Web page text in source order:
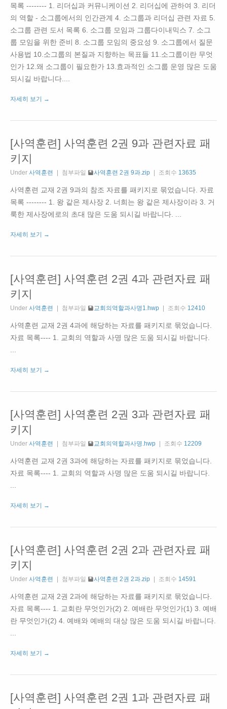
목록 -------- 1. 리더십과 커뮤니케이션 2. 리더십에 관하여 3. 리더
의 역할 - 소그룹에서의 인간관계 4. 소그룹과 리더십 관련 자료 5.
소그룹 관련 도서 목록 6. 소그룹 모임과 그룹다이내믹스 7. 소그
룹 모임을 위한 준비 8. 소그룹 모임의 중요성 9. 소그룹에서 질문
사용법 10.소그룹의 본질과 지향하는 목표들 11.소그룹이란 무엇
인가 12.왜 소그룹이 필요한가 13.효과적인 소그룹 운영 많은 도움
되시길 바랍니다....
자세히 보기 →
[사역훈련] 사역훈련 2권 9과 관련자료 패
키지
Under 사역훈련 첨부파일 사역훈련 2권 9과.zip 조회수 13635
사역훈련 교재 2권 9과의 참조 자료를 패키지로 묶었습니다. 자료
목록 -------- 1. 왕 같은 제사장 2. 너희는 왕 같은 제사장이라 3. 거
룩한 제사장에로의 초대 많은 도움 되시길 바랍니다. ...
자세히 보기 →
[사역훈련] 사역훈련 2권 4과 관련자료 패
키지
Under 사역훈련 첨부파일 교회의역할과사명1.hwp 조회수 12410
사역훈련 교재 2권 4과에 해당하는 자료를 패키지로 묶었습니다.
자료 목록---- 1. 교회의 역할과 사명 많은 도움 되시길 바랍니다.
자세히 보기 →
[사역훈련] 사역훈련 2권 3과 관련자료 패
키지
Under 사역훈련 첨부파일 교회의역할과사명.hwp 조회수 12209
사역훈련 교재 2권 3과에 해당하는 자료를 패키지로 묶었습니다.
자료 목록---- 1. 교회의 역할과 사명 많은 도움 되시길 바랍니다.
자세히 보기 →
[사역훈련] 사역훈련 2권 2과 관련자료 패
키지
Under 사역훈련 첨부파일 사역훈련 2권 2과.zip 조회수 14591
사역훈련 교재 2권 2과에 해당하는 자료를 패키지로 묶었습니다.
자료 목록---- 1. 교회란 무엇인가(2) 2. 예배란 무엇인가(1) 3. 예배
란 무엇인가(2) 4. 예배와 예배의 대상 많은 도움 되시길 바랍니다.
자세히 보기 →
[사역훈련] 사역훈련 2권 1과 관련자료 패